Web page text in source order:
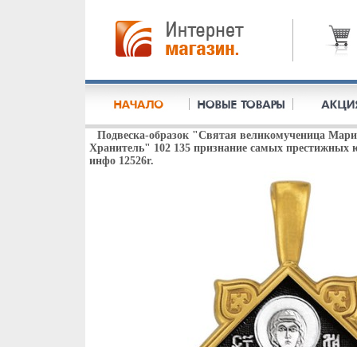
Подвеска-образок "Святая великомученица
Хранитель" 102 135 признание самых
инфо 12526r.